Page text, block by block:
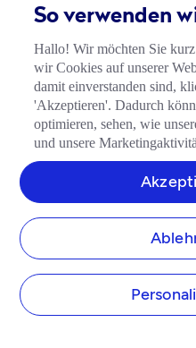
Das
und Geld spart –
das Wesentliche
können.
Kostenloses
So verwenden
Hallo! Wir möchten Sie
wir Cookies auf unserer
damit einverstanden sind,
'Akzeptieren'. Dadurch
optimieren, sehen, wie
und unsere